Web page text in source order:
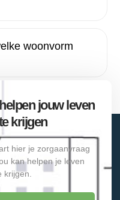
woonvorm
jouw leven
krijgen
hier je zorgaanvraag
kan helpen je leven